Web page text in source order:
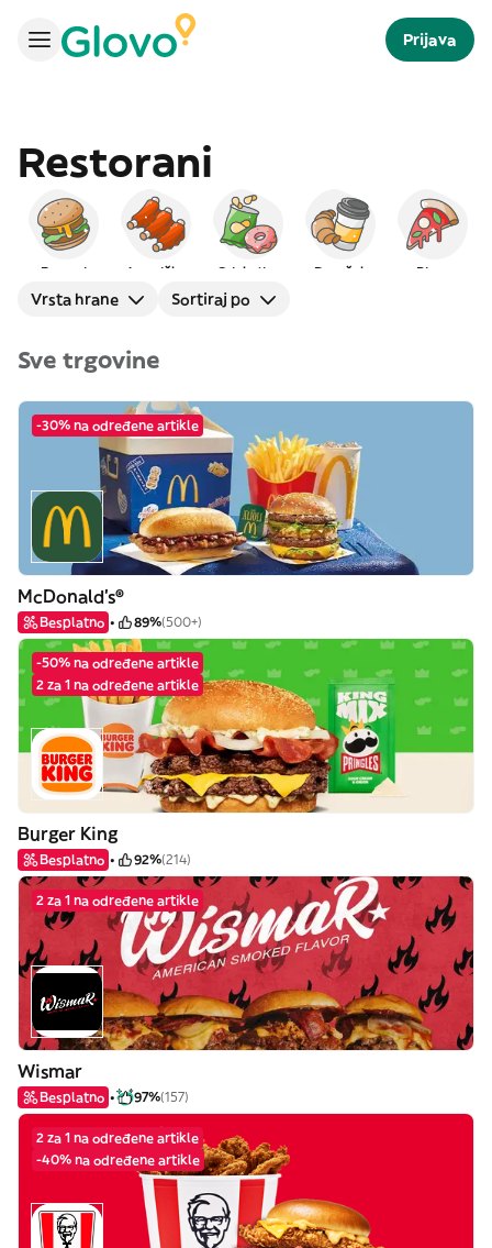
Prijava
Restorani
Burgeri Američka Grickalice Doručak Pizza
Vrsta hrane Sortiraj po
Sve trgovine
-30% na određene artikle
McDonald's®
Besplatno 89%(500+)
-50% na određene artikle
2 za 1 na određene artikle
Burger King
Besplatno 92%(214)
2 za 1 na određene artikle
Wismar
Besplatno 97%(157)
2 za 1 na određene artikle
-40% na određene artikle